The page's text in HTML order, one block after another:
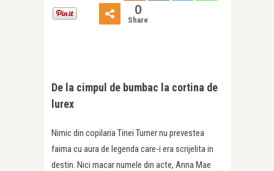
0
Share
De la cimpul de bumbac la cortina de
lurex
Nimic din copilaria Tinei Turner nu prevestea
faima cu aura de legenda care-i era scrijelita in
destin. Nici macar numele din acte, Anna Mae